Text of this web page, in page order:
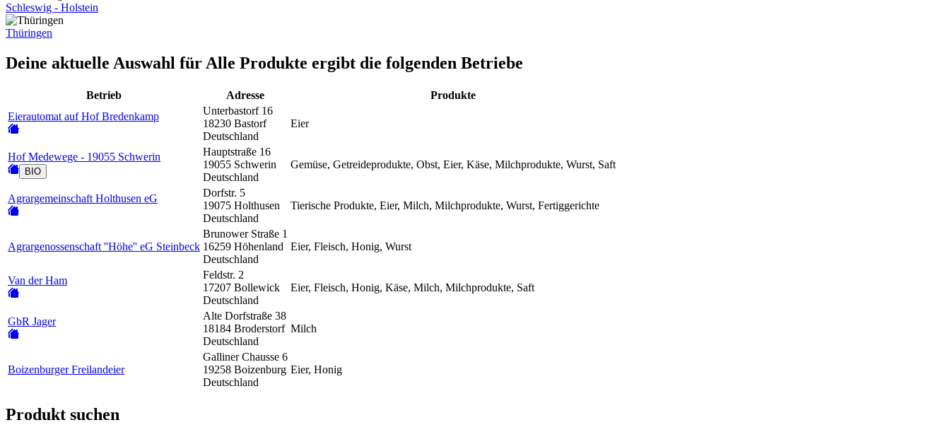
Schleswig - Holstein
Thüringen
Deine aktuelle Auswahl für Alle Produkte ergibt die folgenden Betriebe
Betrieb Adresse
Produkte
Eierautomat auf Hof Bredenkamp
Unterbastorf 16
18230 Bastorf
Deutschland
Eier
Hof Medewege - 19055 Schwerin
BIO
Hauptstraße 16
19055 Schwerin
Deutschland
Gemüse, Getreideprodukte, Obst, Eier, Käse, Milchprodukte, Wurst, Saft
Agrargemeinschaft Holthusen eG
Dorfstr. 5
19075 Holthusen
Deutschland
Tierische Produkte, Eier, Milch, Milchprodukte, Wurst, Fertiggerichte
Agrargenossenschaft ''Höhe'' eG Steinbeck
Brunower Straße 1
16259 Höhenland
Deutschland
Eier, Fleisch, Honig, Wurst
Van der Ham
Feldstr. 2
17207 Bollewick
Deutschland
Eier, Fleisch, Honig, Käse, Milch, Milchprodukte, Saft
GbR Jager
Alte Dorfstraße 38
18184 Broderstorf
Deutschland
Milch
Boizenburger Freilandeier
Galliner Chausse 6
19258 Boizenburg
Deutschland
Eier, Honig
Produkt suchen